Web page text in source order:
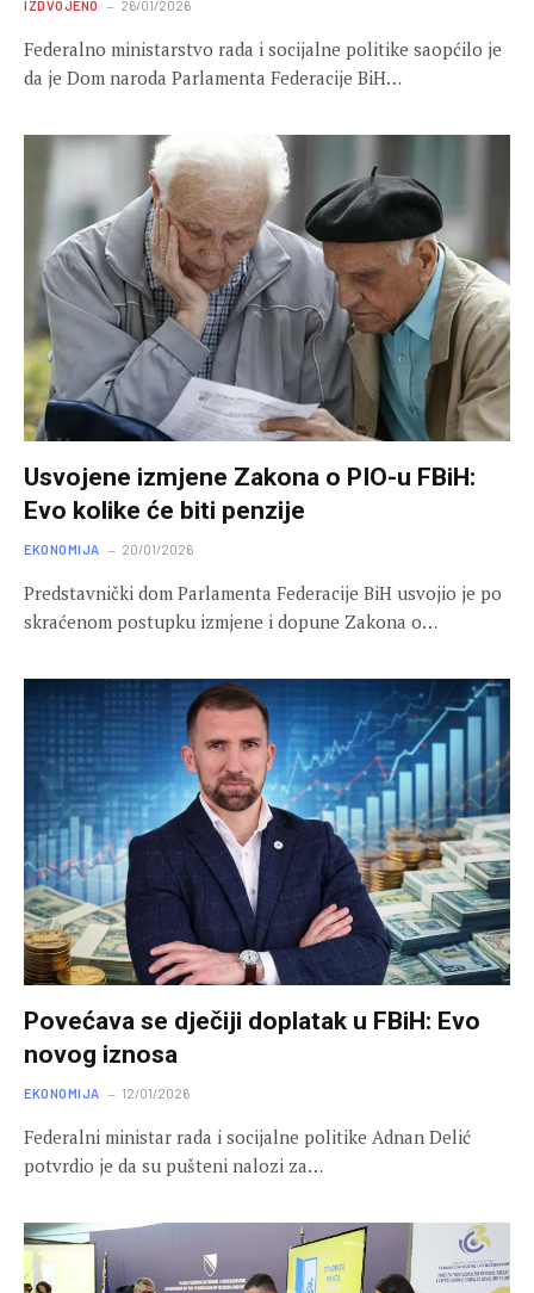
IZDVOJENO 26/01/2026
Federalno ministarstvo rada i socijalne politike saopćilo je
da je Dom naroda Parlamenta Federacije BiH…
Usvojene izmjene Zakona o PIO-u FBiH:
Evo kolike će biti penzije
EKONOMIJA 20/01/2026
Predstavnički dom Parlamenta Federacije BiH usvojio je po
skraćenom postupku izmjene i dopune Zakona o…
Povećava se dječiji doplatak u FBiH: Evo
novog iznosa
EKONOMIJA 12/01/2026
Federalni ministar rada i socijalne politike Adnan Delić
potvrdio je da su pušteni nalozi za…